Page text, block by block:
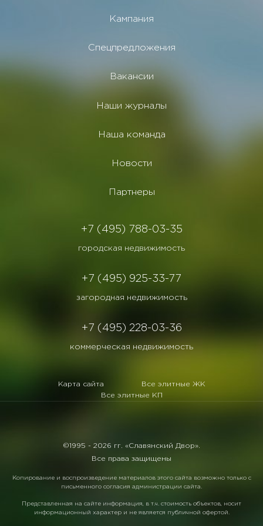
Кампания
Спецпредложения
Вакансии
Наши журналы
Наша команда
Новости
Партнеры
+7 (495) 788-03-35
городская недвижимость
+7 (495) 925-33-77
загородная недвижимость
+7 (495) 228-03-36
коммерческая недвижимость
Карта сайта
Все элитные ЖК
Все элитные КП
©1995 - 2026 гг. «Славянский Двор».
Все права защищены
Копирование и воспроизведение материалов этого сайта возможно только с
письменного согласия администрации сайта.
Представленная на сайте информация, в т.ч. стоимость объектов, носит
информационный характер и не является публичной офертой.